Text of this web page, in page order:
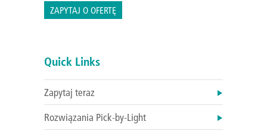
ZAPYTAJ O OFERTĘ
Quick Links
Zapytaj teraz
Rozwiązania Pick-by-Light